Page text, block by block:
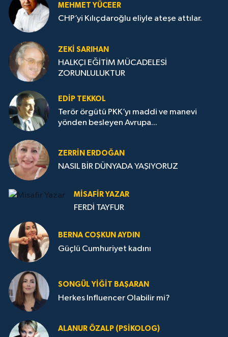
MEHMET YÜCEER
CHP’yi Kılıçdaroğlu eliyle ateşe attılar.
ZEKI SARIHAN
HALKÇI EĞİTİM MÜCADELESİ
ZORUNLULUKTUR
EDIP TEKKOL
Terör örgütü PKK’yı maddi ve manevi
yönden besleyen Avrupa...
ZERRIN ERDOĞAN
NASIL BİR DÜNYADA YAŞIYORUZ
MISAFIR YAZAR
FERDİ TAYFUR
BERNA COŞKUN AYDIN
Güçlü Cumhuriyet kadını
SONGÜL YIĞIT BAŞARAN
Herkes Influencer Olabilir mi?
ALANUR ÖZALP (PSIKOLOG)